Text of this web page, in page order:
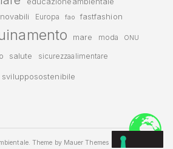
Europa fao fastfashion
mare moda ONU
salute sicurezzaalimentare
svilupposostenibile
Theme by Mauer Themes